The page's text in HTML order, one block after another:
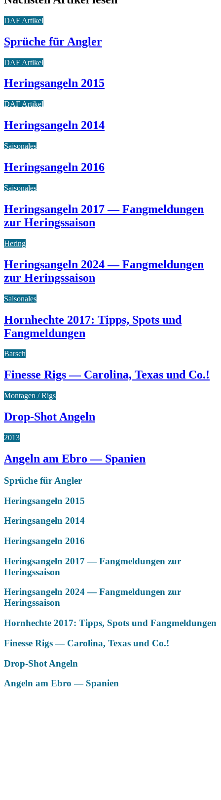
DAF Artikel
Sprüche für Angler
DAF Artikel
Heringsangeln 2015
DAF Artikel
Heringsangeln 2014
Saisonales
Heringsangeln 2016
Saisonales
Heringsangeln 2017 — Fangmeldungen
zur Heringssaison
Hering
Heringsangeln 2024 — Fangmeldungen
zur Heringssaison
Saisonales
Hornhechte 2017: Tipps, Spots und
Fangmeldungen
Barsch
Finesse Rigs — Carolina, Texas und Co.!
Montagen / Rigs
Drop-Shot Angeln
2013
Angeln am Ebro — Spanien
Sprüche für Angler
Heringsangeln 2015
Heringsangeln 2014
Heringsangeln 2016
Heringsangeln 2017 — Fangmeldungen zur
Heringssaison
Heringsangeln 2024 — Fangmeldungen zur
Heringssaison
Hornhechte 2017: Tipps, Spots und Fangmeldungen
Finesse Rigs — Carolina, Texas und Co.!
Drop-Shot Angeln
Angeln am Ebro — Spanien